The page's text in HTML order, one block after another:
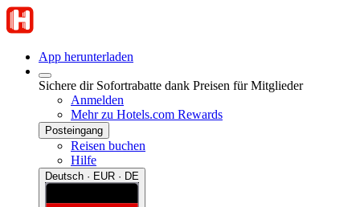
App herunterladen
Sichere dir Sofortrabatte dank Preisen für Mitglieder
Anmelden
Mehr zu Hotels.com Rewards
Posteingang
Reisen buchen
Hilfe
Deutsch · EUR · DE